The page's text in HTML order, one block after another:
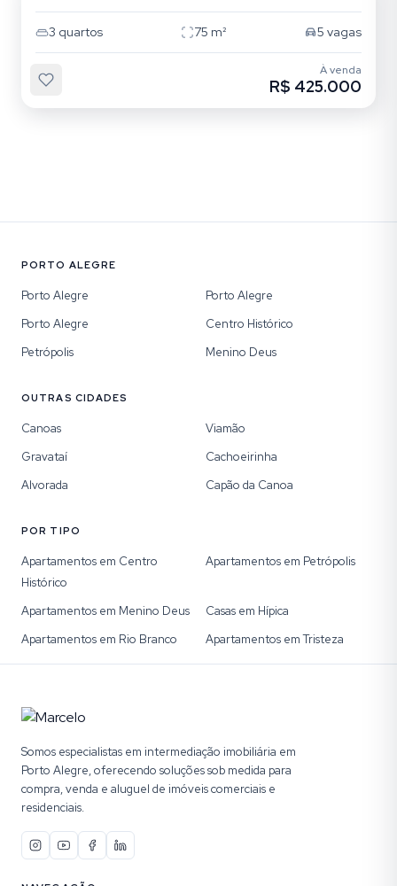
3 quartos 75 m² 5 vagas
À venda
R$ 425.000
PORTO ALEGRE
Porto Alegre
Porto Alegre
Porto Alegre
Centro Histórico
Petrópolis
Menino Deus
OUTRAS CIDADES
Canoas
Viamão
Gravataí
Cachoeirinha
Alvorada
Capão da Canoa
POR TIPO
Apartamentos em Centro
Histórico
Apartamentos em Petrópolis
Apartamentos em Menino Deus
Casas em Hípica
Apartamentos em Rio Branco
Apartamentos em Tristeza
Somos especialistas em intermediação imobiliária em
Porto Alegre, oferecendo soluções sob medida para
compra, venda e aluguel de imóveis comerciais e
residenciais.